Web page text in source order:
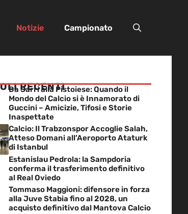
Notizie Campionato
RECENTI
Da Sarri alla Pistoiese: Quando il
Mondo del Calcio si è Innamorato di
Guccini – Amicizie, Tifosi e Storie
Inaspettate
Calcio: Il Trabzonspor Accoglie Salah,
Atteso Domani all’Aeroporto Ataturk
di Istanbul
Estanislau Pedrola: la Sampdoria
conferma il trasferimento definitivo
al Real Oviedo
Tommaso Maggioni: difensore in forza
alla Juve Stabia fino al 2028, un
acquisto definitivo dal Mantova Calcio